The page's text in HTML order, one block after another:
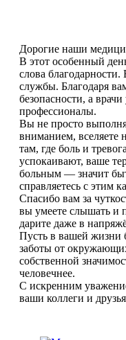
Дорогие наши
В этот особенный
слова
службы. Благодаря
безопасности, а
профессионалы.
Вы не просто
вниманием, вселяете
там, где боль и
успокаивают, ваше
больным — значит
справляетесь с этим
Спасибо вам за
вы умеете слышать и
дарите даже в
Пусть в вашей жизни
заботы от
собственной
человечнее.
С искренним
ваши коллеги и